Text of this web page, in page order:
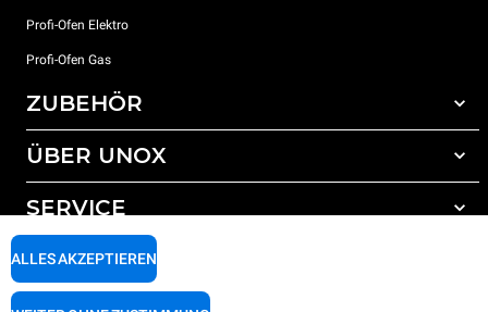
Profi-Ofen Elektro
Profi-Ofen Gas
ZUBEHÖR
Gesamtes Zubehör
Wasseraufbereitung mit Kunstharzfiltern
Wasseraufbereitung durch Umkehrosmose
ÜBER UNOX
Unsere Standorte weltweit
SERVICE
Unox garantie
Händler Suche
ALLES AKZEPTIEREN